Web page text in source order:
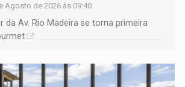
Agosto de 2026 às 09:40
da Av. Rio Madeira se torna primeira